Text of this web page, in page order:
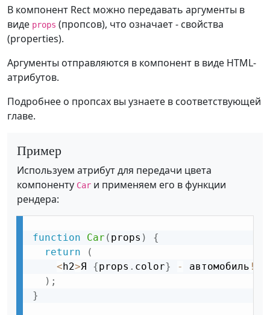
В компонент Rect можно передавать аргументы в
виде props (пропсов), что означает - свойства
(properties).
Аргументы отправляются в компонент в виде HTML-
атрибутов.
Подробнее о пропсах вы узнаете в соответствующей
главе.
Пример
Используем атрибут для передачи цвета
компоненту Car и применяем его в функции
рендера:
function Car ( props )
{
return
(
< h2>Я {props . color} - автомобиль !
) ;
}